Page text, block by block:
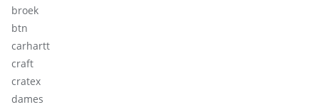
broek
btn
carhartt
craft
cratex
dames